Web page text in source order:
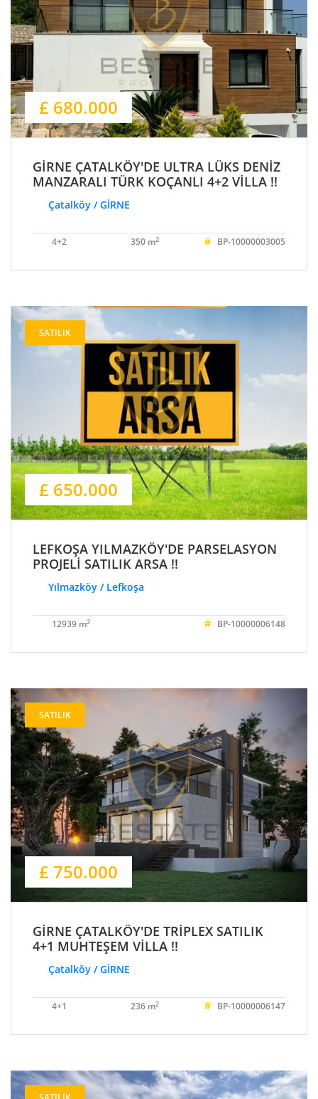
£ 680.000
GİRNE ÇATALKÖY'DE ULTRA LÜKS DENİZ
MANZARALI TÜRK KOÇANLI 4+2 VİLLA !!
Çatalköy / GİRNE
4+2 350 m2 # BP-10000003005
SATILIK
£ 650.000
LEFKOŞA YILMAZKÖY'DE PARSELASYON
PROJELİ SATILIK ARSA !!
Yılmazköy / Lefkoşa
12939 m2 # BP-10000006148
SATILIK
£ 750.000
GİRNE ÇATALKÖY'DE TRİPLEX SATILIK
4+1 MUHTEŞEM VİLLA !!
Çatalköy / GİRNE
4+1 236 m2 # BP-10000006147